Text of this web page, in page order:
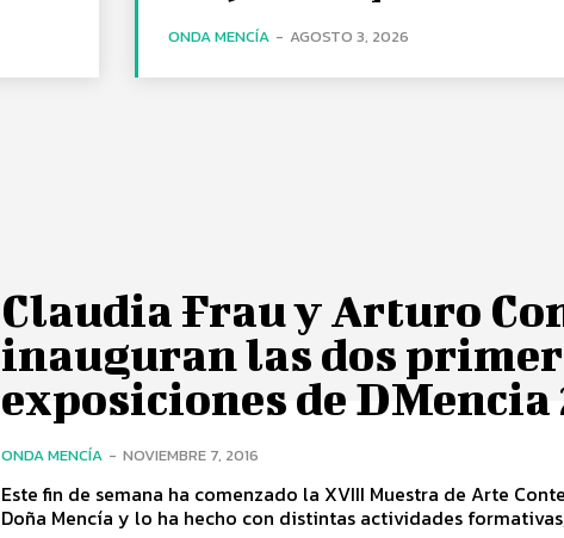
ONDA MENCÍA - AGOSTO 3, 2026
Claudia Frau y Arturo
inauguran las dos
exposiciones de DMencia
ONDA MENCÍA - NOVIEMBRE 7, 2016
Este fin de semana ha comenzado la XVIII Muestra de Arte
Doña Mencía y lo ha hecho con distintas actividades